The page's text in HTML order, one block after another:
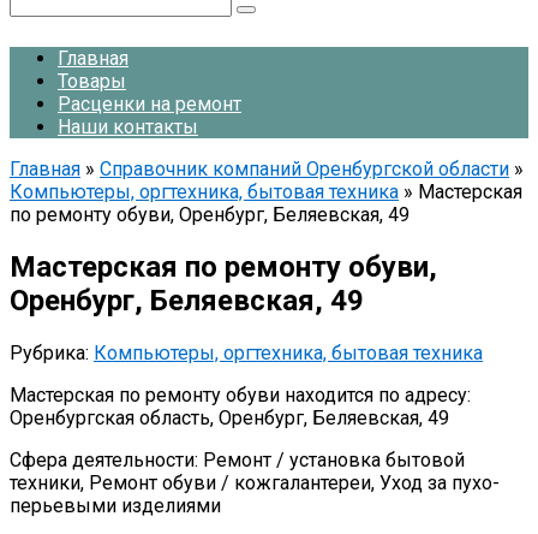
Главная
Товары
Расценки на ремонт
Наши контакты
Главная » Справочник компаний Оренбургской области »
Компьютеры, оргтехника, бытовая техника » Мастерская
по ремонту обуви, Оренбург, Беляевская, 49
Мастерская по ремонту обуви,
Оренбург, Беляевская, 49
Рубрика: Компьютеры, оргтехника, бытовая техника
Мастерская по ремонту обуви находится по адресу:
Оренбургская область, Оренбург, Беляевская, 49
Сфера деятельности: Ремонт / установка бытовой
техники, Ремонт обуви / кожгалантереи, Уход за пухо-
перьевыми изделиями